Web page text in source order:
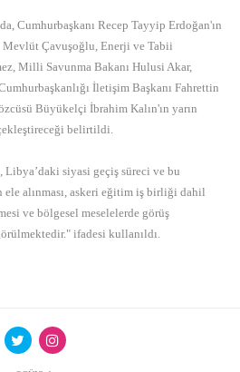
Cumhurbaşkanı Recep Tayyip Erdoğan'ın
Mevlüt Çavuşoğlu, Enerji ve Tabii
Milli Savunma Bakanı Hulusi Akar,
İletişim Başkanı Fahrettin
Büyükelçi İbrahim Kalın'ın yarın
belirtildi.
Libya’daki siyasi geçiş süreci ve bu
ele alınması, askeri eğitim iş birliği dahil
ve bölgesel meselelerde görüş
ifadesi kullanıldı.